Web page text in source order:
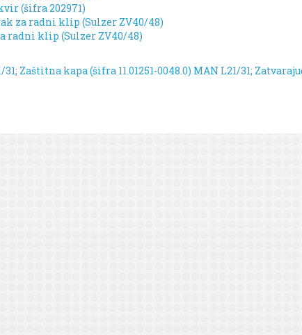
(šifra 202971)
za radni klip (Sulzer ZV40/48)
radni klip (Sulzer ZV40/48)
31; Zaštitna kapa (šifra 11.01251-0048.0) MAN L21/31;